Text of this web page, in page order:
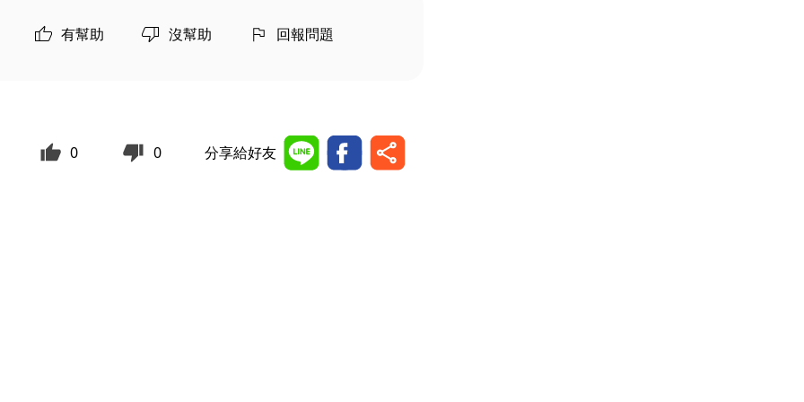
有幫助 沒幫助 回報問題
0 0 分享給好友